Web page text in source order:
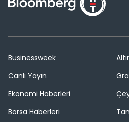
Businessweek
Canlı Yayın
Ekonomi Haberleri
Borsa Haberleri